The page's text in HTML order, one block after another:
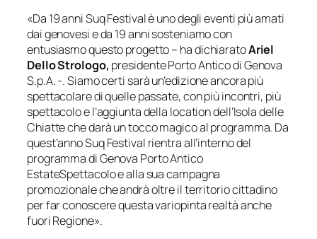
«Da 19 anni Suq Festival è uno degli eventi più amati
dai genovesi e da 19 anni sosteniamo con
entusiasmo questo progetto – ha dichiaratoAriel
Dello Strologo, presidente Porto Antico di Genova
S.p.A.-. Siamo certi sarà un’edizione ancora più
spettacolare di quelle passate, con più incontri, più
spettacolo e l’aggiunta della location dell’Isola delle
Chiatte che darà un tocco magico al programma. Da
quest’anno Suq Festival rientra all’interno del
programma di Genova Porto Antico
EstateSpettacolo e alla sua campagna
promozionale che andrà oltre il territorio cittadino
per far conoscere questa variopinta realtà anche
fuori Regione».